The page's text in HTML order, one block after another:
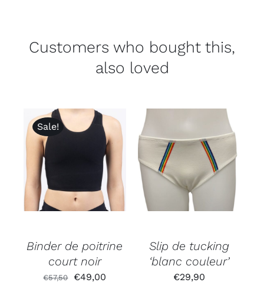
Customers who bought this,
also loved
Sale!
Binder de poitrine
court noir
€57,50
Le
€49,00
Slip de tucking
‘blanc couleur’
€29,90